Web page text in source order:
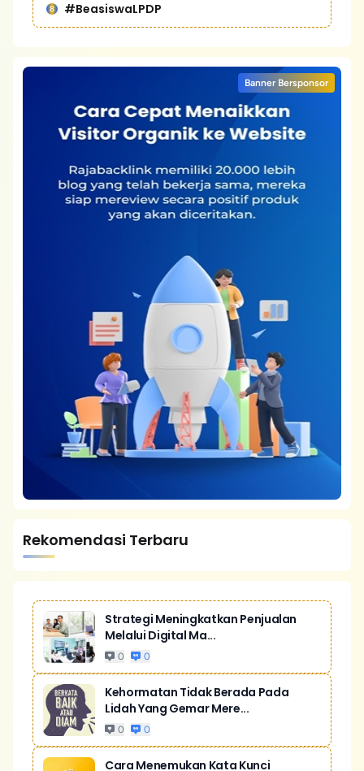
#BeasiswaLPDP
Banner Bersponsor
Rekomendasi Terbaru
Strategi Meningkatkan Penjualan
Melalui Digital Ma...
0 0
Kehormatan Tidak Berada Pada
Lidah Yang Gemar Mere...
0 0
Cara Menemukan Kata Kunci